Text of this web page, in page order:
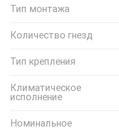
Тип монтажа
Количество гнезд
Тип крепления
Климатическое
исполнение
Номинальное